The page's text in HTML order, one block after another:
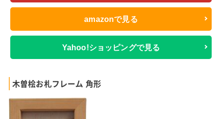
amazonで見る
Yahoo!ショッピングで見る
木曽桧お札フレーム 角形